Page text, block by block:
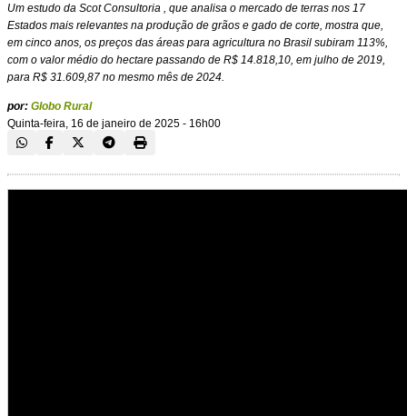
Um estudo da Scot Consultoria , que analisa o mercado de terras nos 17
Estados mais relevantes na produção de grãos e gado de corte, mostra que,
em cinco anos, os preços das áreas para agricultura no Brasil subiram 113%,
com o valor médio do hectare passando de R$ 14.818,10, em julho de 2019,
para R$ 31.609,87 no mesmo mês de 2024.
por: Globo Rural
Quinta-feira, 16 de janeiro de 2025 - 16h00